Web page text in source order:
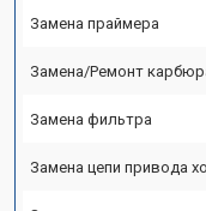
Замена праймера
Замена/Pемонт
Замена фильтра
Замена цепи привода